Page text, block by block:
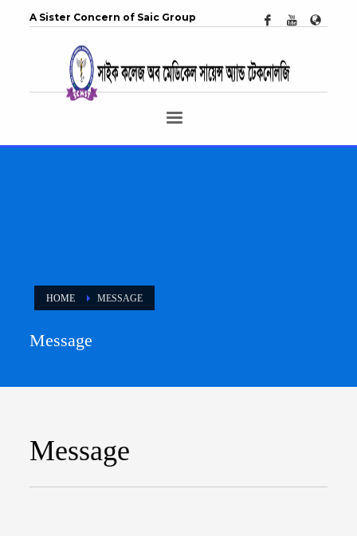
A Sister Concern of Saic Group
HOME MESSAGE
Message
Message